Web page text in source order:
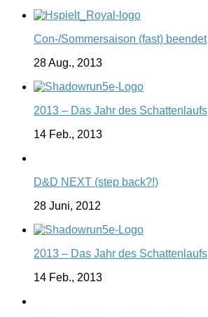
Con-/Sommersaison (fast) beendet
28 Aug., 2013
2013 – Das Jahr des Schattenlaufs
14 Feb., 2013
D&D NEXT (step back?!)
28 Juni, 2012
2013 – Das Jahr des Schattenlaufs
14 Feb., 2013